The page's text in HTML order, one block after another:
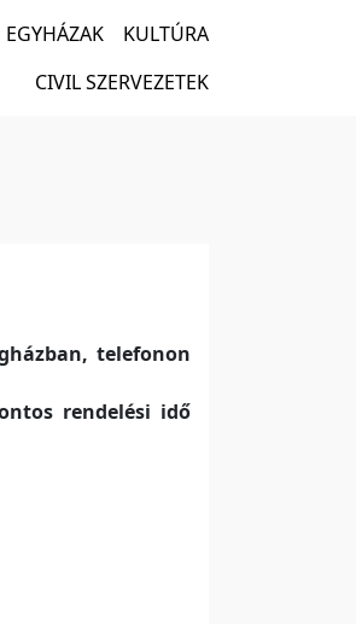
EGYHÁZAK
KULTÚRA
CIVIL SZERVEZETEK
telefonon
rendelési idő